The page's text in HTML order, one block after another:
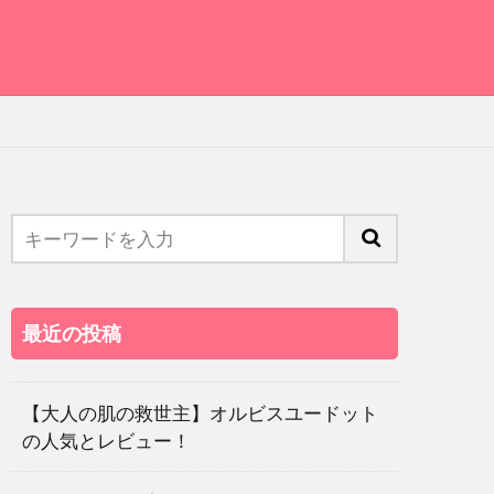
最近の投稿
【大人の肌の救世主】オルビスユードット
の人気とレビュー！